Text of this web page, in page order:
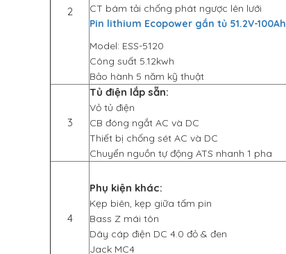
2
CT bám tải chống phát ngược lên lưới
Pin lithium Ecopower gắn tủ 51.2V-100Ah
Model: ESS-5120
Công suất 5.12kwh
Bảo hành 5 năm kỹ thuật
3
Tủ điện lắp sẵn:
Vỏ tủ điện
CB đóng ngắt AC và DC
Thiết bị chống sét AC và DC
Chuyển nguồn tự động ATS nhanh 1 pha
4
Phụ kiện khác:
Kẹp biên, kẹp giữa tấm pin
Bass Z mái tôn
Dây cáp điện DC 4.0 đỏ & đen
Jack MC4